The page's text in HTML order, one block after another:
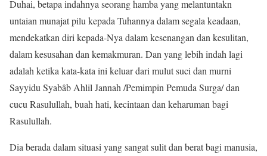
Duhai, betapa indahnya seorang hamba yang melantuntakn
untaian munajat pilu kepada Tuhannya dalam segala keadaan,
mendekatkan diri kepada-Nya dalam kesenangan dan kesulitan,
dalam kesusahan dan kemakmuran. Dan yang lebih indah lagi
adalah ketika kata-kata ini keluar dari mulut suci dan murni
Sayyidu Syabâb Ahlil Jannah /Pemimpin Pemuda Surga/ dan
cucu Rasulullah, buah hati, kecintaan dan keharuman bagi
Rasulullah.
Dia berada dalam situasi yang sangat sulit dan berat bagi manusia,